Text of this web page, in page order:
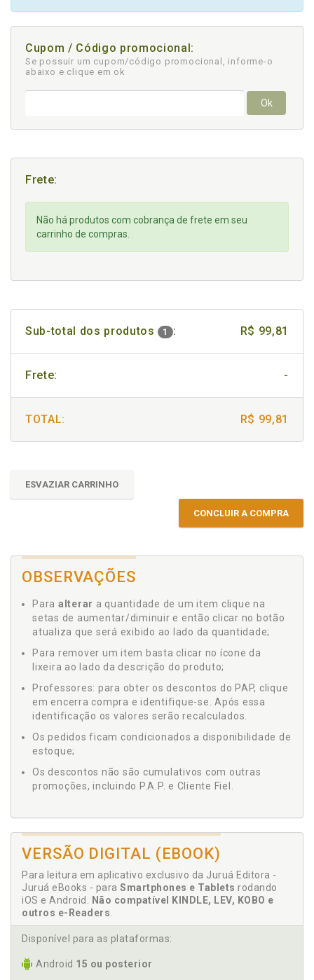
Cupom / Código promocional:
Se possuir um cupom/código promocional, informe-o
abaixo e clique em ok
Ok
Frete:
Não há produtos com cobrança de frete em seu
carrinho de compras.
Sub-total dos produtos 1 : R$ 99,81
Frete: -
TOTAL: R$ 99,81
ESVAZIAR CARRINHO
CONCLUIR A COMPRA
OBSERVAÇÕES
Para alterar a quantidade de um item clique na
setas de aumentar/diminuir e então clicar no botão
atualiza que será exibido ao lado da quantidade;
Para remover um item basta clicar no ícone da
lixeira ao lado da descrição do produto;
Professores: para obter os descontos do PAP, clique
em encerra compra e identifique-se. Após essa
identificação os valores serão recalculados.
Os pedidos ficam condicionados a disponibilidade de
estoque;
Os descontos não são cumulativos com outras
promoções, incluindo P.A.P. e Cliente Fiel.
VERSÃO DIGITAL (EBOOK)
Para leitura em aplicativo exclusivo da Juruá Editora -
Juruá eBooks - para Smartphones e Tablets rodando
iOS e Android.
Não compatível KINDLE, LEV, KOBO e
outros e-Readers
Disponível para as plataformas:
Android 15 ou posterior